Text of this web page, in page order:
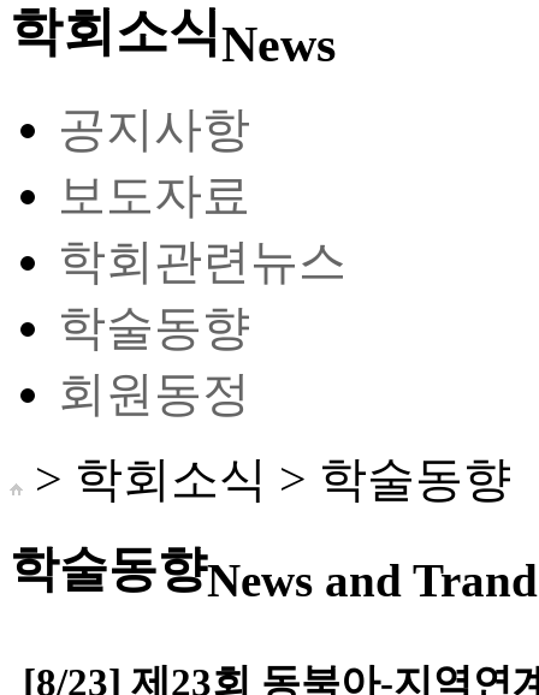
학회소식News
공지사항
보도자료
학회관련뉴스
학술동향
회원동정
> 학회소식 > 학술동향
학술동향News and
[8/23] 제23회 동북아-지역연